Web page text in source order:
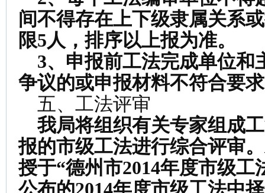
间不得存在上下级隶属关系
限5人，排序以上报为准。
3、申报前工法完成单位和
争议的或申报材料不符合要
五、工法评审
我局将组织有关专家组成
报的市级工法进行综合评审
授于“德州市2014年度市级工